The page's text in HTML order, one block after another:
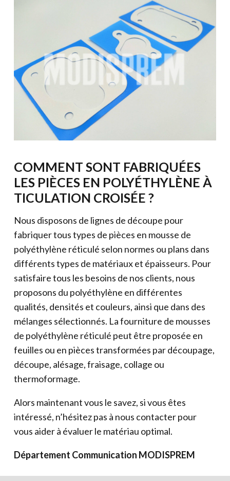
COMMENT SONT FABRIQUÉES
LES PIÈCES EN POLYÉTHYLÈNE À
TICULATION CROISÉE ?
Nous disposons de lignes de découpe pour
fabriquer tous types de pièces en mousse de
polyéthylène réticulé selon normes ou plans dans
différents types de matériaux et épaisseurs. Pour
satisfaire tous les besoins de nos clients, nous
proposons du polyéthylène en différentes
qualités, densités et couleurs, ainsi que dans des
mélanges sélectionnés. La fourniture de mousses
de polyéthylène réticulé peut être proposée en
feuilles ou en pièces transformées par découpage,
découpe, alésage, fraisage, collage ou
thermoformage.
Alors maintenant vous le savez, si vous êtes
intéressé, n’hésitez pas à nous contacter pour
vous aider à évaluer le matériau optimal.
Département Communication MODISPREM